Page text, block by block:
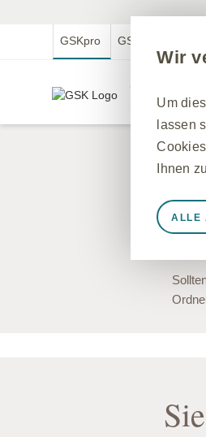
GSKpro GSKmed
Für
Wir
Um
lassen
Ihnen
ALLE